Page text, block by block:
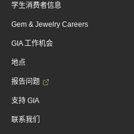
学生消费者信息
Gem & Jewelry Careers
GIA 工作机会
地点
报告问题
支持 GIA
联系我们